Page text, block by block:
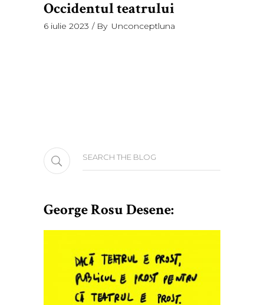
Occidentul teatrului
6 iulie 2023 By Unconceptluna
Search
for:
George Rosu Desene: